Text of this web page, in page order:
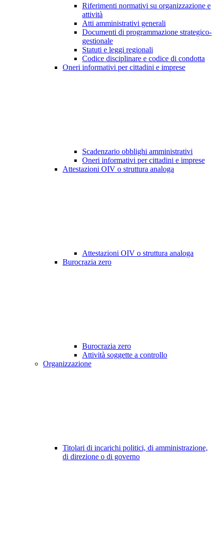
Riferimenti normativi su organizzazione e
attività
Atti amministrativi generali
Documenti di programmazione strategico-
gestionale
Statuti e leggi regionali
Codice disciplinare e codice di condotta
Oneri informativi per cittadini e imprese
Scadenzario obblighi amministrativi
Oneri informativi per cittadini e imprese
Attestazioni OIV o struttura analoga
Attestazioni OIV o struttura analoga
Burocrazia zero
Burocrazia zero
Attività soggette a controllo
Organizzazione
Titolari di incarichi politici, di amministrazione,
di direzione o di governo